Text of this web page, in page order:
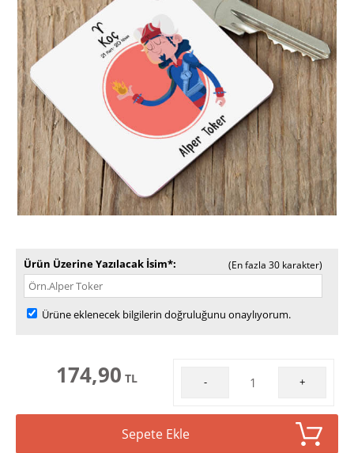
Ürün Üzerine Yazılacak İsim* (En fazla 30 karakter)
Ürüne eklenecek bilgilerin doğruluğunu onaylıyorum.
174,90 TL - +
Sepete Ekle